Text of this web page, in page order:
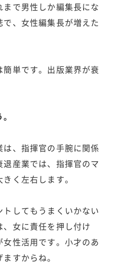
で男性しか編集長にな
、女性編集長が増えた
単です。出版業界が衰
は、指揮官の手腕に関係
産業では、指揮官のマ
く左右します。
してもうまくいかない
女に責任を押し付け
性活用です。小才のあ
すからね。